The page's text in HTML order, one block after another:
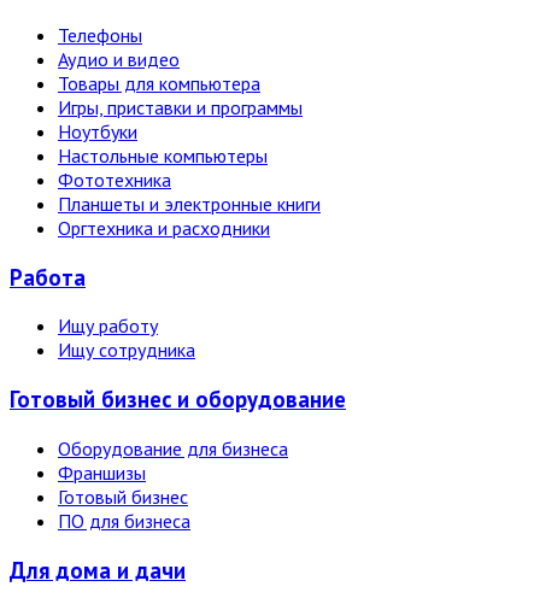
Телефоны
Аудио и видео
Товары для компьютера
Игры, приставки и программы
Ноутбуки
Настольные компьютеры
Фототехника
Планшеты и электронные книги
Оргтехника и расходники
Работа
Ищу работу
Ищу сотрудника
Готовый бизнес и оборудование
Оборудование для бизнеса
Франшизы
Готовый бизнес
ПО для бизнеса
Для дома и дачи